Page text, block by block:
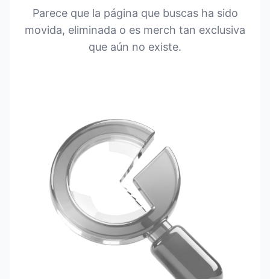
Parece que la página que buscas ha sido
movida, eliminada o es merch tan exclusiva
que aún no existe.